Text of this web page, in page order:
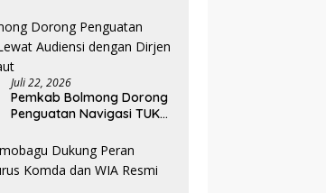
Diminta Perkuat
Koordinasi
Juli 22, 2026
Pemkab Bolmong Dorong
Penguatan Navigasi TUKS
Dirjen Perhubungan Laut